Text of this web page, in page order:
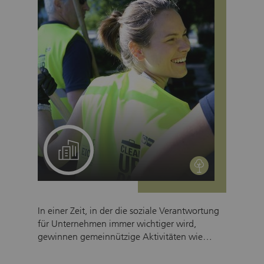
Ein Projekt für Ihr Team
environment
In einer Zeit, in der die soziale Verantwortung
für Unternehmen immer wichtiger wird,
gewinnen gemeinnützige Aktivitäten wie